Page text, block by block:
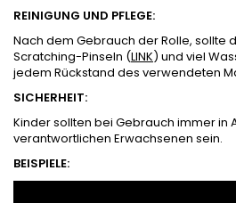
REINIGUNG UND PFLEGE:
Nach dem Gebrauch der Rolle, sollte
Scratching-Pinseln (LINK) und viel
jedem Rückstand des verwendeten
SICHERHEIT:
Kinder sollten bei Gebrauch immer in
verantwortlichen Erwachsenen sein.
BEISPIELE: